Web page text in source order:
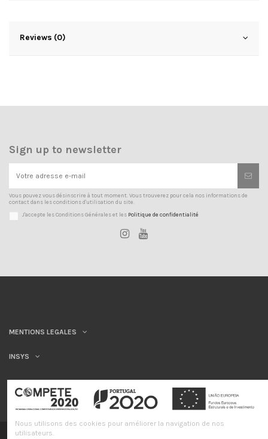
Reviews (0)
Sign up to newsletter
Vous pouvez vous désinscrire à tout moment. Vous trouverez pour cela nos informations de
contact dans les conditions d'utilisation du site.
J'accepte les Conditions Générales et les Politique de confidentialité
MENTIONS LEGALES
INSYS
©INSYS/21
Nous utilisons des cookies pour améliorer la navigation de nos
utilisateurs.